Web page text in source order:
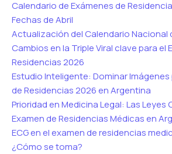
Calendario de Exámenes de
Fechas de Abril
Actualización del Calendario Nacional
Cambios en la Triple Viral clave para el
Residencias 2026
Estudio Inteligente: Dominar
de Residencias 2026 en Argentina
Prioridad en Medicina Legal: Las Leyes
Examen de Residencias Médicas en
ECG en el examen de residencias
¿Cómo se toma?